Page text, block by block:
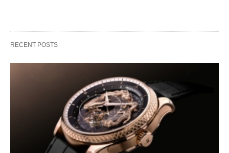
RECENT POSTS